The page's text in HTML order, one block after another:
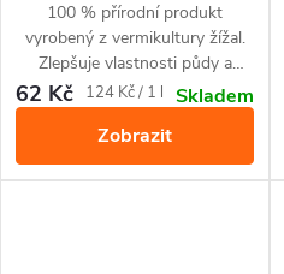
100 % přírodní produkt
vyrobený z vermikultury žížal.
Zlepšuje vlastnosti půdy a
obohacuje půdu o živiny.
Zajišťuje optimální růst a
intenzivně zelenou barvu listů.
Pro všechny druhy okrasných
62 Kč
Měrná
124 Kč / 1 l
Skladem
Zobrazit